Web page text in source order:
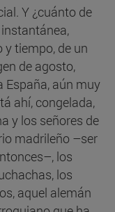
Y ¿cuánto de
instantánea,
tiempo, de un
de agosto,
España, aún muy
ahí, congelada,
y los señores de
madrileño –ser
los
los
aquel alemán